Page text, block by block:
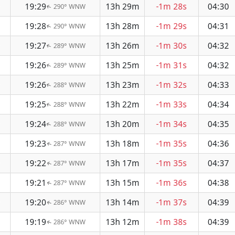
19:29↑ 290° WNW 13h 29m -1m 28s 04:30
19:28↑ 290° WNW 13h 28m -1m 29s 04:31
19:27↑ 289° WNW 13h 26m -1m 30s 04:32
19:26↑ 289° WNW 13h 25m -1m 31s 04:32
19:26↑ 288° WNW 13h 23m -1m 32s 04:33
19:25↑ 288° WNW 13h 22m -1m 33s 04:34
19:24↑ 288° WNW 13h 20m -1m 34s 04:35
19:23↑ 287° WNW 13h 18m -1m 35s 04:36
19:22↑ 287° WNW 13h 17m -1m 35s 04:37
19:21 ↑ 287° WNW 13h 15m -1m 36s 04:38
19:20↑ 286° WNW 13h 14m -1m 37s 04:39
19:19↑ 286° WNW 13h 12m -1m 38s 04:39